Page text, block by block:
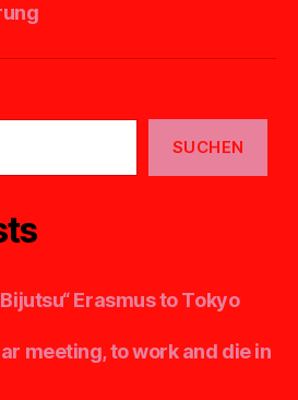
SUCHEN
Erasmus to Tokyo
meeting, to work and die in